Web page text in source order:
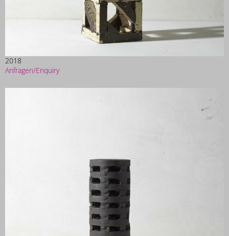
2018
Anfragen/Enquiry